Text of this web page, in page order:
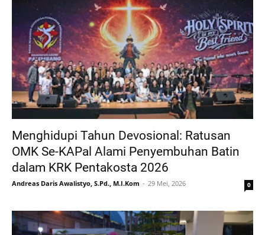
Menghidupi Tahun Devosional: Ratusan
OMK Se-KAPal Alami Penyembuhan Batin
dalam KRK Pentakosta 2026
Andreas Daris Awalistyo, S.Pd., M.I.Kom 29 Mei, 2026 0